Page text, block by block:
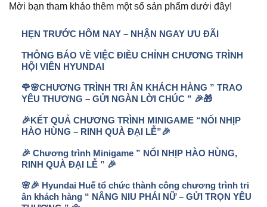
Mời bạn tham khảo thêm một số sản phẩm dưới đây!
HẸN TRƯỚC HÔM NAY – NHẬN NGAY ƯU ĐÃI
THÔNG BÁO VỀ VIỆC ĐIỀU CHỈNH CHƯƠNG TRÌNH
HỘI VIÊN HYUNDAI
🌹🌸CHƯƠNG TRÌNH TRI ÂN KHÁCH HÀNG ” TRAO
YÊU THƯƠNG – GỬI NGÀN LỜI CHÚC ” 🎉🎁
🎉KẾT QUẢ CHƯƠNG TRÌNH MINIGAME “NỐI NHỊP
HÀO HÙNG – RINH QUÀ ĐẠI LỄ”🎉
🎉 Chương trình Minigame ” NỐI NHỊP HÀO HÙNG,
RINH QUÀ ĐẠI LỄ ” 🎉
🌸🎉 Hyundai Huế tổ chức thành công chương trình tri
ân khách hàng “ NÂNG NIU PHÁI NỮ – GỬI TRỌN YÊU